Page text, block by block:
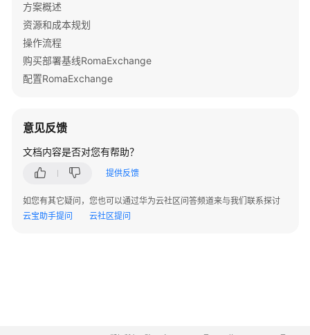
文
华
在
线
智
室
决
实
践
方案概述
资源和成本规划
操作流程
购买部署基线RomaExchange
配置RomaExchange
意见反馈
文档内容是否对您有帮助？
提供反馈
如您有其它疑问，您也可以通过华为云社区问答频道来与我们联系探讨
云宝助手提问
云社区提问